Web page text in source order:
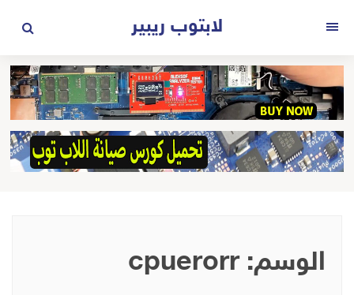
المحتوى
لابتوب ريبير
الوسم:cpuerorr